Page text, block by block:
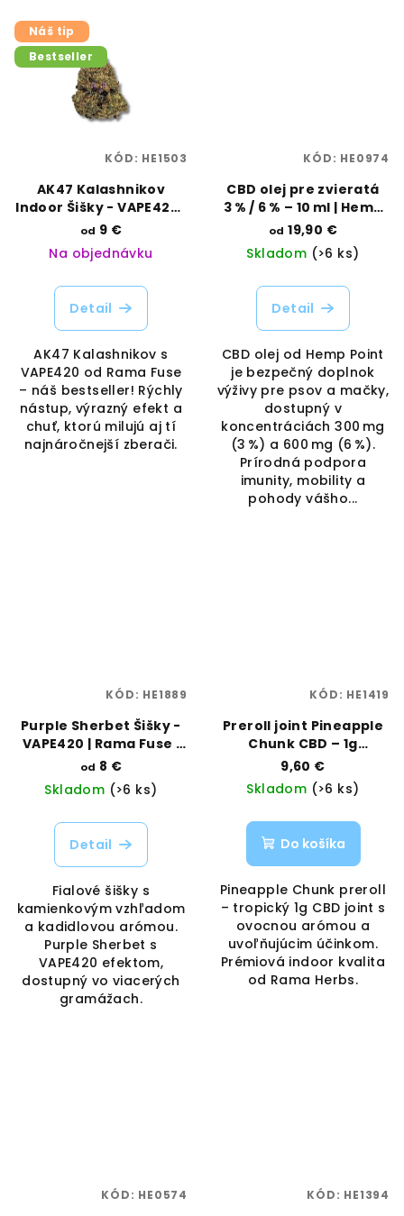
Náš tip
Bestseller
AK47 Kalashnikov
Indoor Šišky - VAPE420 |
Rama Fuse | Vaporama
od 9 €
Na objednávku
Detail
AK47 Kalashnikov s
VAPE420 od Rama Fuse
– náš bestseller! Rýchly
nástup, výrazný efekt a
chuť, ktorú milujú aj tí
najnáročnejší zberači.
KÓD: HE1503
CBD olej pre zvieratá
3 % / 6 % – 10 ml | Hemp
Point | Vaporama
od 19,90 €
Skladom (>6 ks)
Detail
CBD olej od Hemp Point
je bezpečný doplnok
výživy pre psov a mačky,
dostupný v
koncentráciách 300 mg
(3 %) a 600 mg (6 %).
Prírodná podpora
imunity, mobility a
pohody vášho...
KÓD: HE0974
Purple Sherbet Šišky -
VAPE420 | Rama Fuse |
Vaporama
od 8 €
Skladom (>6 ks)
Detail
Fialové šišky s
kamienkovým vzhľadom
a kadidlovou arómou.
Purple Sherbet s
VAPE420 efektom,
dostupný vo viacerých
gramážach.
KÓD: HE1889
Preroll joint Pineapple
Chunk CBD – 1g
tropický suvenír | Rama
Herbs | Vaporama
9,60 €
Skladom (>6 ks)
Do košíka
Pineapple Chunk preroll
– tropický 1g CBD joint s
ovocnou arómou a
uvoľňujúcim účinkom.
Prémiová indoor kvalita
od Rama Herbs.
KÓD: HE1419
KÓD: HE0574 KÓD: HE1394